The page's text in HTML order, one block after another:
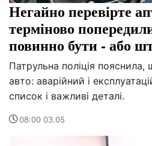
Негайно перевірте
терміново
повинно бути - або
Патрульна поліція
авто: аварійний і
список і важливі деталі.
08:00 03.05